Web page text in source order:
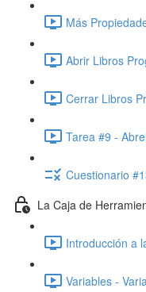
Más
Abrir Libros
Cerrar Libros
Tarea #9 -
Cuestionario
La Caja de
Introducción a
Variables -